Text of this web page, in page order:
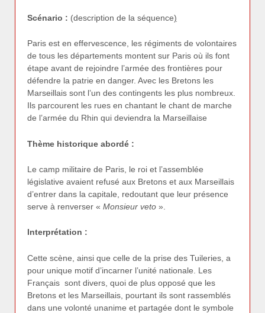
Scénario : (description de la séquence)
Paris est en effervescence, les régiments de volontaires
de tous les départements montent sur Paris où ils font
étape avant de rejoindre l’armée des frontières pour
défendre la patrie en danger. Avec les Bretons les
Marseillais sont l’un des contingents les plus nombreux.
Ils parcourent les rues en chantant le chant de marche
de l’armée du Rhin qui deviendra la Marseillaise
Thème historique abordé :
Le camp militaire de Paris, le roi et l’assemblée
législative avaient refusé aux Bretons et aux Marseillais
d’entrer dans la capitale, redoutant que leur présence
serve à renverser « Monsieur veto ».
Interprétation :
Cette scène, ainsi que celle de la prise des Tuileries, a
pour unique motif d’incarner l’unité nationale. Les
Français sont divers, quoi de plus opposé que les
Bretons et les Marseillais, pourtant ils sont rassemblés
dans une volonté unanime et partagée dont le symbole